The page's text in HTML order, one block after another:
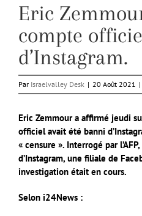
Eric
compte
d’Instagram.
Par Israelvalley Desk | 20 Août 2021 |
Eric Zemmour a affirmé jeudi
officiel avait été banni
« censure ». Interrogé par
d’Instagram, une filiale de
investigation était en cours.
Selon i24News :